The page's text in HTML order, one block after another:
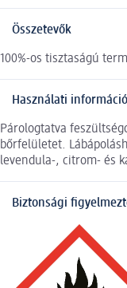
Összetevők
100%-os tisztaságú
Használati
Párologtatva
bőrfelületet.
levendula-, citrom- és
Biztonsági